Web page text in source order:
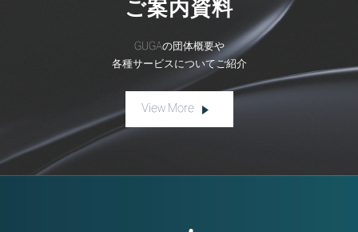
ご案内資料
GUGAの団体概要や
各種サービスについてご紹介
View More